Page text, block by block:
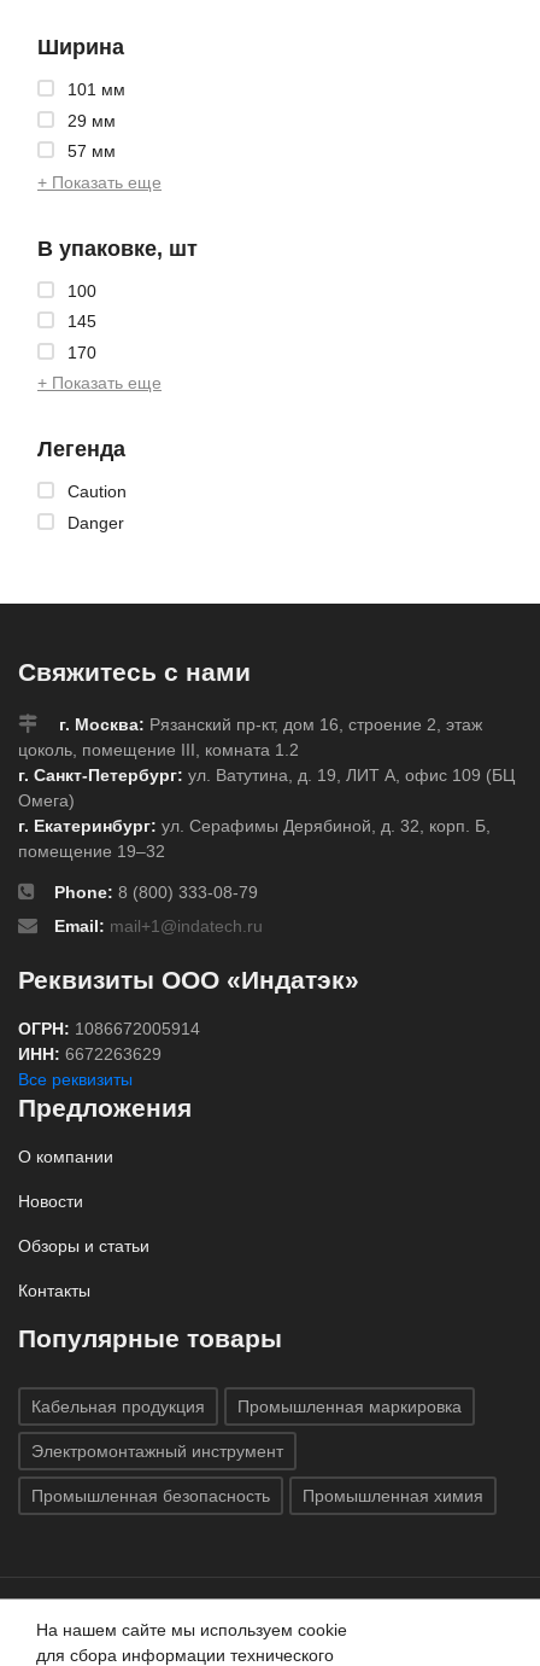
Ширина
101 мм
29 мм
57 мм
+ Показать еще
В упаковке, шт
100
145
170
+ Показать еще
Легенда
Caution
Danger
Свяжитесь с нами
г. Москва: Рязанский пр-кт, дом 16, строение 2, этаж
цоколь, помещение III, комната 1.2
г. Санкт-Петербург: ул. Ватутина, д. 19, ЛИТ А, офис 109 (БЦ
Омега)
г. Екатеринбург: ул. Серафимы Дерябиной, д. 32, корп. Б,
помещение 19–32
Phone: 8 (800) 333-08-79
Email: mail+1@indatech.ru
Реквизиты ООО «Индатэк»
ОГРН: 1086672005914
ИНН: 6672263629
Все реквизиты
Предложения
О компании
Новости
Обзоры и статьи
Контакты
Популярные товары
Кабельная продукция Промышленная маркировка
Электромонтажный инструмент
Промышленная безопасность Промышленная химия
Все права защищены © 2020 ГК «Индатэк»
защищены.Использование материалов с сайта запрещено.
На нашем сайте мы используем cookie
для сбора информации технического